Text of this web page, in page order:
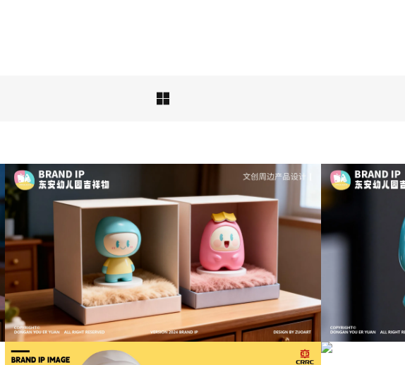

从战略高度审视文旅ip设计，我们发现这……
成功案例：